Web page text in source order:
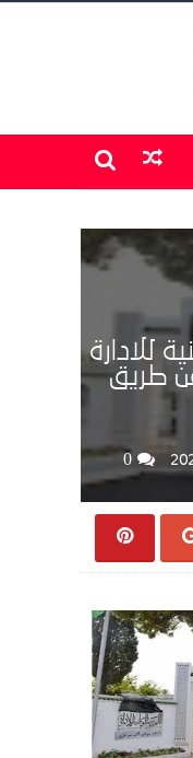
للادارة
طريق
0